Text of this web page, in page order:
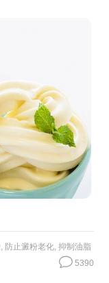
, 防止澱粉老化, 抑制油脂
5390